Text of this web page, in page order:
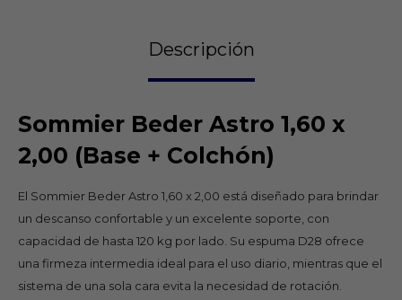
Descripción
Sommier Beder Astro 1,60 x
2,00 (Base + Colchón)
El Sommier Beder Astro 1,60 x 2,00 está diseñado para brindar
un descanso confortable y un excelente soporte, con
capacidad de hasta 120 kg por lado. Su espuma D28 ofrece
una firmeza intermedia ideal para el uso diario, mientras que el
sistema de una sola cara evita la necesidad de rotación.